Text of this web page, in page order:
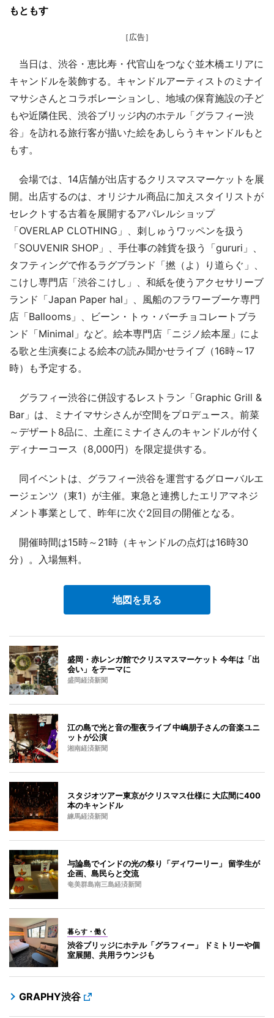
もともす
［広告］
当日は、渋谷・恵比寿・代官山をつなぐ並木橋エリアに
キャンドルを装飾する。キャンドルアーティストのミナイ
マサシさんとコラボレーションし、地域の保育施設の子ど
もや近隣住民、渋谷ブリッジ内のホテル「グラフィー渋
谷」を訪れる旅行客が描いた絵をあしらうキャンドルもと
もす。
会場では、14店舗が出店するクリスマスマーケットを展
開。出店するのは、オリジナル商品に加えスタイリストが
セレクトする古着を展開するアパレルショップ
「OVERLAP CLOTHING」、刺しゅうワッペンを扱う
「SOUVENIR SHOP」、手仕事の雑貨を扱う「gururi」、
タフティングで作るラグブランド「撚（よ）り道らぐ」、
こけし専門店「渋谷こけし」、和紙を使うアクセサリーブ
ランド「Japan Paper hal」、風船のフラワーブーケ専門
店「Ballooms」、ビーン・トゥ・バーチョコレートブラ
ンド「Minimal」など。絵本専門店「ニジノ絵本屋」によ
る歌と生演奏による絵本の読み聞かせライブ（16時～17
時）も予定する。
グラフィー渋谷に併設するレストラン「Graphic Grill &
Bar」は、ミナイマサシさんが空間をプロデュース。前菜
～デザート8品に、土産にミナイさんのキャンドルが付く
ディナーコース（8,000円）を限定提供する。
同イベントは、グラフィー渋谷を運営するグローバルエ
ージェンツ（東1）が主催。東急と連携したエリアマネジ
メント事業として、昨年に次ぐ2回目の開催となる。
開催時間は15時～21時（キャンドルの点灯は16時30
分）。入場無料。
地図を見る
盛岡・赤レンガ館でクリスマスマーケット 今年は「出
会い」をテーマに
盛岡経済新聞
江の島で光と音の聖夜ライブ 中嶋朋子さんの音楽ユニ
ットが公演
湘南経済新聞
スタジオツアー東京がクリスマス仕様に 大広間に400
本のキャンドル
練馬経済新聞
与論島でインドの光の祭り「ディワーリー」 留学生が
企画、島民らと交流
奄美群島南三島経済新聞
暮らす・働く
渋谷ブリッジにホテル「グラフィー」 ドミトリーや個
室展開、共用ラウンジも
GRAPHY渋谷